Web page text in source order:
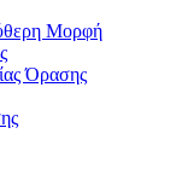
Μορφή
Όρασης